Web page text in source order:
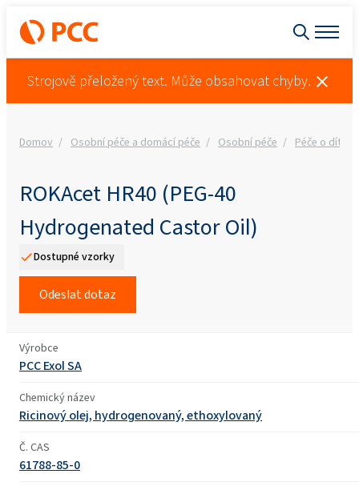
Strojově přeložený text. Může obsahovat chyby.
Domov Osobní péče a domácí péče Osobní péče Péče o dítě
ROKAcet HR40 (PEG-40
Hydrogenated Castor Oil)
Dostupné vzorky
Odeslat dotaz
Výrobce
PCC Exol SA
Chemický název
Ricinový olej, hydrogenovaný, ethoxylovaný
Č. CAS
61788-85-0